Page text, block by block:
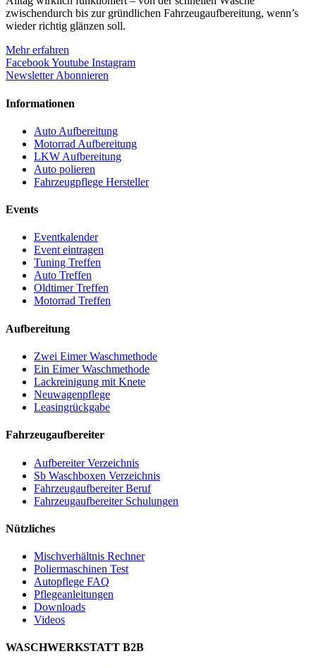
zwischendurch bis zur gründlichen Fahrzeugaufbereitung, wenn’s
wieder richtig glänzen soll.
Mehr erfahren
FacebookYoutube Instagram
Newsletter Abonnieren
Informationen
Auto Aufbereitung
Motorrad Aufbereitung
LKW Aufbereitung
Auto polieren
Fahrzeugpflege Hersteller
Events
Eventkalender
Event eintragen
Tuning Treffen
Auto Treffen
Oldtimer Treffen
Motorrad Treffen
Aufbereitung
Zwei Eimer Waschmethode
Ein Eimer Waschmethode
Lackreinigung mit Knete
Neuwagenpflege
Leasingrückgabe
Fahrzeugaufbereiter
Aufbereiter Verzeichnis
Sb Waschboxen Verzeichnis
Fahrzeugaufbereiter Beruf
Fahrzeugaufbereiter Schulungen
Nützliches
Mischverhältnis Rechner
Poliermaschinen Test
Autopflege FAQ
Pflegeanleitungen
Downloads
Videos
WASCHWERKSTATT B2B